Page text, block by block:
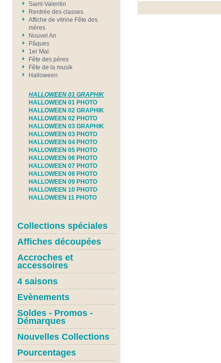
Saint-Valentin
Rentrée des classes
Affiche de vitrine Fête des
mères
Nouvel An
Pâques
1er Mai
Fête des pères
Fête de la musik
Halloween
HALLOWEEN 01 GRAPHIK
HALLOWEEN 01 PHOTO
HALLOWEEN 02 GRAPHIK
HALLOWEEN 02 PHOTO
HALLOWEEN 03 GRAPHIK
HALLOWEEN 03 PHOTO
HALLOWEEN 04 PHOTO
HALLOWEEN 05 PHOTO
HALLOWEEN 06 PHOTO
HALLOWEEN 07 PHOTO
HALLOWEEN 08 PHOTO
HALLOWEEN 09 PHOTO
HALLOWEEN 10 PHOTO
HALLOWEEN 11 PHOTO
Collections spéciales
Affiches découpées
Accroches et
accessoires
4 saisons
Evènements
Soldes - Promos -
Démarques
Nouvelles Collections
Pourcentages